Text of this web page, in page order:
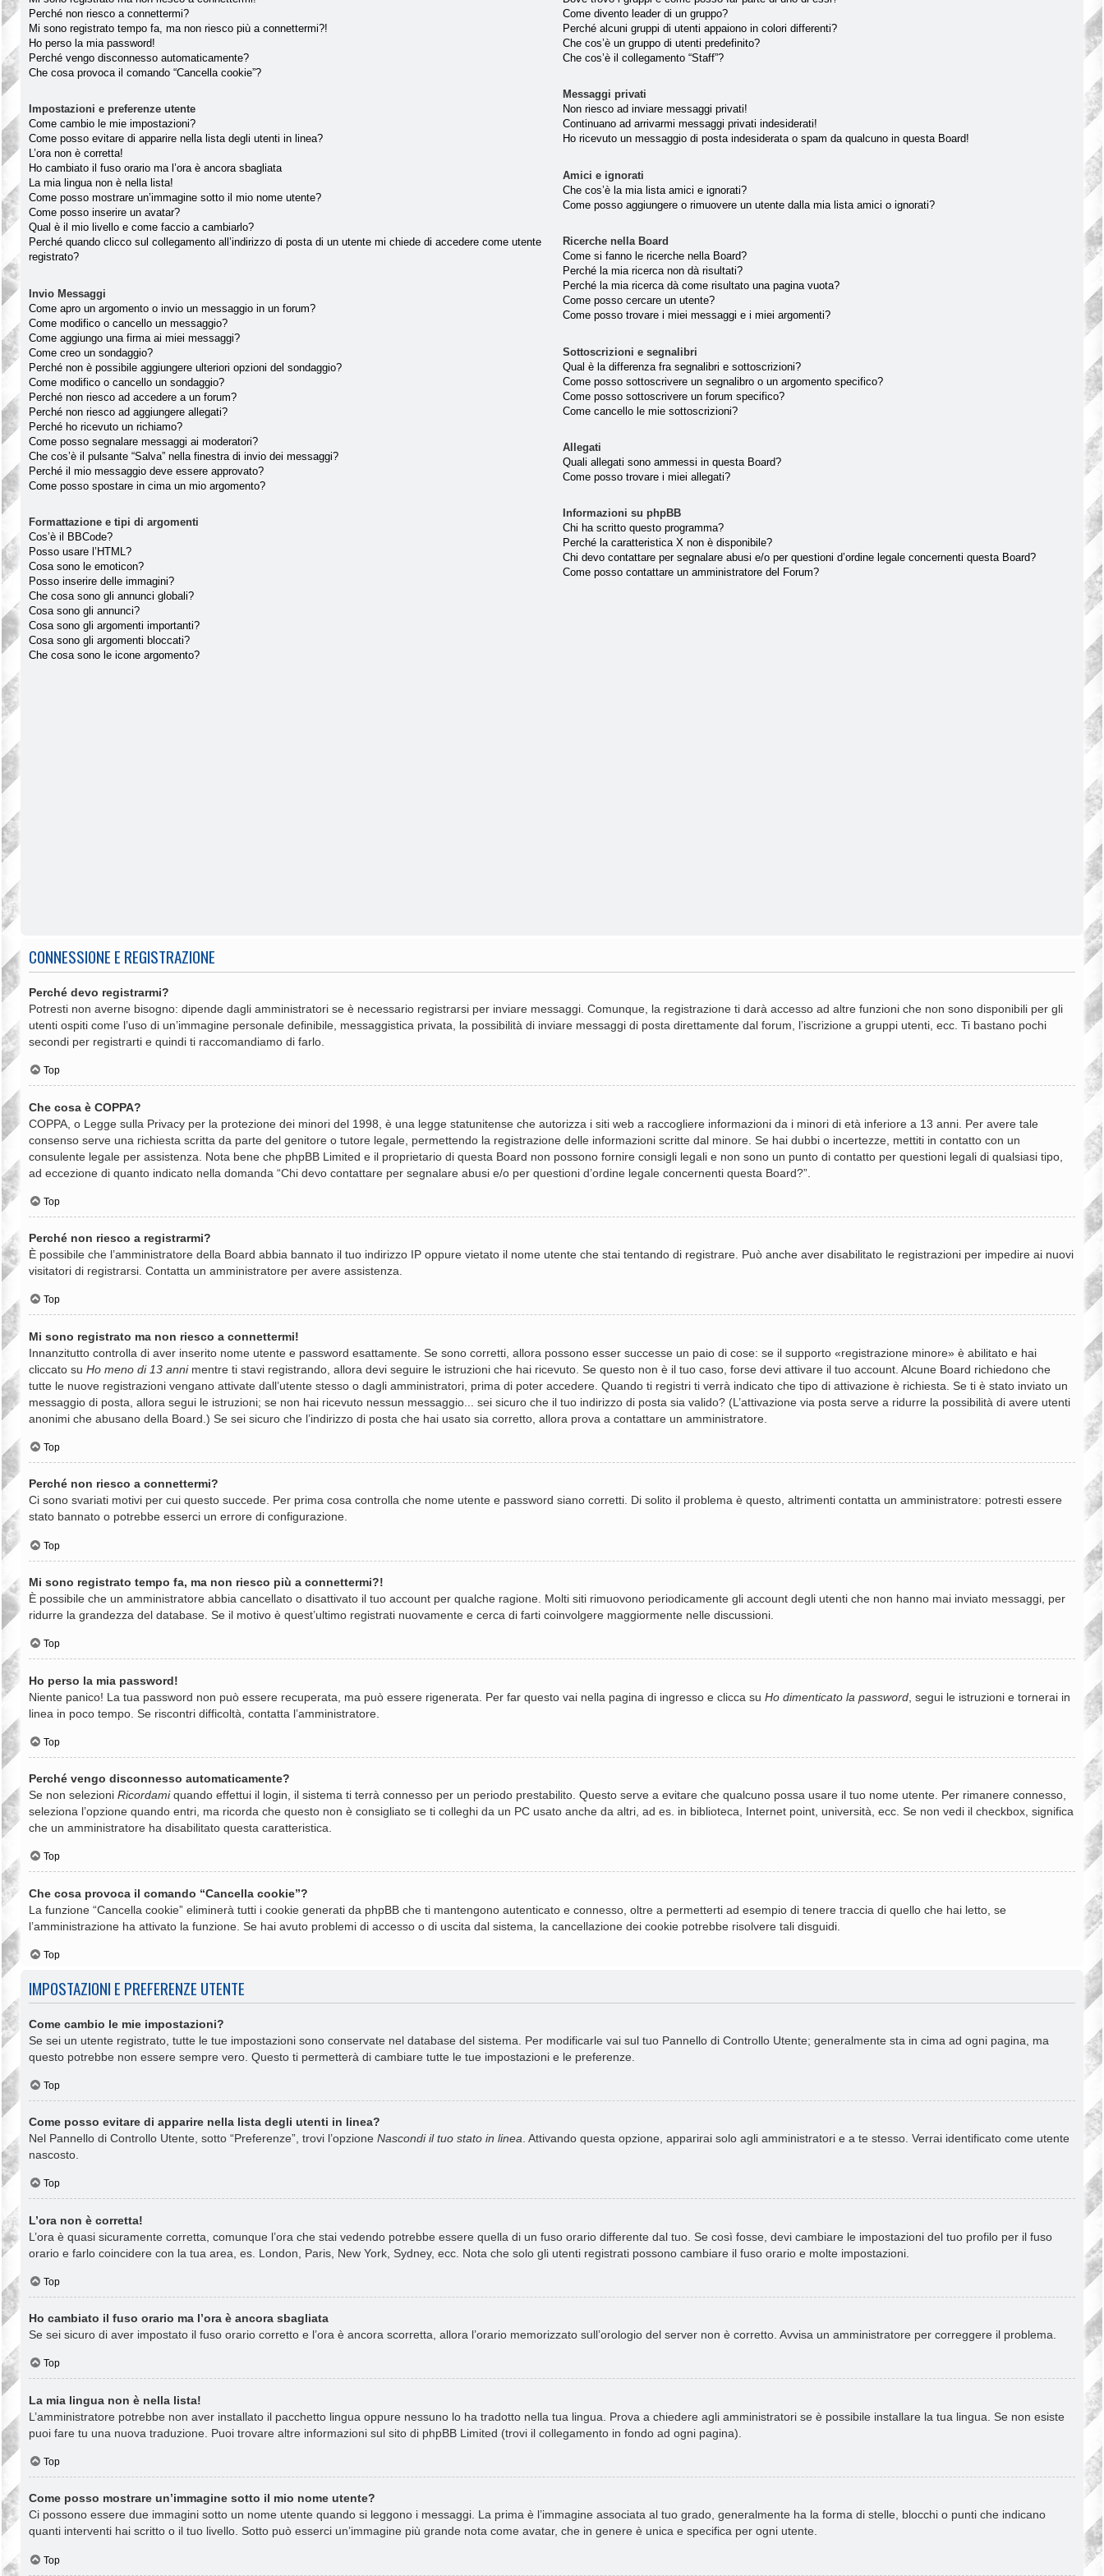
Perché non riesco a connettermi?
Mi sono registrato tempo fa, ma non riesco più a connettermi?!
Ho perso la mia password!
Perché vengo disconnesso automaticamente?
Che cosa provoca il comando “Cancella cookie”?
Impostazioni e preferenze utente
Come cambio le mie impostazioni?
Come posso evitare di apparire nella lista degli utenti in linea?
L’ora non è corretta!
Ho cambiato il fuso orario ma l’ora è ancora sbagliata
La mia lingua non è nella lista!
Come posso mostrare un’immagine sotto il mio nome utente?
Come posso inserire un avatar?
Qual è il mio livello e come faccio a cambiarlo?
Perché quando clicco sul collegamento all’indirizzo di posta di un utente mi chiede di accedere come utente
registrato?
Invio Messaggi
Come apro un argomento o invio un messaggio in un forum?
Come modifico o cancello un messaggio?
Come aggiungo una firma ai miei messaggi?
Come creo un sondaggio?
Perché non è possibile aggiungere ulteriori opzioni del sondaggio?
Come modifico o cancello un sondaggio?
Perché non riesco ad accedere a un forum?
Perché non riesco ad aggiungere allegati?
Perché ho ricevuto un richiamo?
Come posso segnalare messaggi ai moderatori?
Che cos’è il pulsante “Salva” nella finestra di invio dei messaggi?
Perché il mio messaggio deve essere approvato?
Come posso spostare in cima un mio argomento?
Formattazione e tipi di argomenti
Cos’è il BBCode?
Posso usare l’HTML?
Cosa sono le emoticon?
Posso inserire delle immagini?
Che cosa sono gli annunci globali?
Cosa sono gli annunci?
Cosa sono gli argomenti importanti?
Cosa sono gli argomenti bloccati?
Che cosa sono le icone argomento?
Come divento leader di un gruppo?
Perché alcuni gruppi di utenti appaiono in colori differenti?
Che cos’è un gruppo di utenti predefinito?
Che cos’è il collegamento “Staff”?
Messaggi privati
Non riesco ad inviare messaggi privati!
Continuano ad arrivarmi messaggi privati indesiderati!
Ho ricevuto un messaggio di posta indesiderata o spam da qualcuno in questa Board!
Amici e ignorati
Che cos’è la mia lista amici e ignorati?
Come posso aggiungere o rimuovere un utente dalla mia lista amici o ignorati?
Ricerche nella Board
Come si fanno le ricerche nella Board?
Perché la mia ricerca non dà risultati?
Perché la mia ricerca dà come risultato una pagina vuota?
Come posso cercare un utente?
Come posso trovare i miei messaggi e i miei argomenti?
Sottoscrizioni e segnalibri
Qual è la differenza fra segnalibri e sottoscrizioni?
Come posso sottoscrivere un segnalibro o un argomento specifico?
Come posso sottoscrivere un forum specifico?
Come cancello le mie sottoscrizioni?
Allegati
Quali allegati sono ammessi in questa Board?
Come posso trovare i miei allegati?
Informazioni su phpBB
Chi ha scritto questo programma?
Perché la caratteristica X non è disponibile?
Chi devo contattare per segnalare abusi e/o per questioni d’ordine legale concernenti questa Board?
Come posso contattare un amministratore del Forum?
CONNESSIONE E REGISTRAZIONE
Perché devo registrarmi?
Potresti non averne bisogno: dipende dagli amministratori se è necessario registrarsi per inviare messaggi. Comunque, la registrazione ti darà accesso ad altre funzioni che non sono disponibili per gli
utenti ospiti come l’uso di un’immagine personale definibile, messaggistica privata, la possibilità di inviare messaggi di posta direttamente dal forum, l’iscrizione a gruppi utenti, ecc. Ti bastano pochi
secondi per registrarti e quindi ti raccomandiamo di farlo.
Top
Che cosa è COPPA?
COPPA, o Legge sulla Privacy per la protezione dei minori del 1998, è una legge statunitense che autorizza i siti web a raccogliere informazioni da i minori di età inferiore a 13 anni. Per avere tale
consenso serve una richiesta scritta da parte del genitore o tutore legale, permettendo la registrazione delle informazioni scritte dal minore. Se hai dubbi o incertezze, mettiti in contatto con un
consulente legale per assistenza. Nota bene che phpBB Limited e il proprietario di questa Board non possono fornire consigli legali e non sono un punto di contatto per questioni legali di qualsiasi tipo,
ad eccezione di quanto indicato nella domanda “Chi devo contattare per segnalare abusi e/o per questioni d’ordine legale concernenti questa Board?”.
Top
Perché non riesco a registrarmi?
È possibile che l’amministratore della Board abbia bannato il tuo indirizzo IP oppure vietato il nome utente che stai tentando di registrare. Può anche aver disabilitato le registrazioni per impedire ai nuovi
visitatori di registrarsi. Contatta un amministratore per avere assistenza.
Top
Mi sono registrato ma non riesco a connettermi!
Innanzitutto controlla di aver inserito nome utente e password esattamente. Se sono corretti, allora possono esser successe un paio di cose: se il supporto «registrazione minore» è abilitato e hai
cliccato su Ho meno di 13 annimentre ti stavi registrando, allora devi seguire le istruzioni che hai ricevuto. Se questo non è il tuo caso, forse devi attivare il tuo account. Alcune Board richiedono che
tutte le nuove registrazioni vengano attivate dall’utente stesso o dagli amministratori, prima di poter accedere. Quando ti registri ti verrà indicato che tipo di attivazione è richiesta. Se ti è stato inviato un
messaggio di posta, allora segui le istruzioni; se non hai ricevuto nessun messaggio... sei sicuro che il tuo indirizzo di posta sia valido? (L’attivazione via posta serve a ridurre la possibilità di avere utenti
anonimi che abusano della Board.) Se sei sicuro che l’indirizzo di posta che hai usato sia corretto, allora prova a contattare un amministratore.
Top
Perché non riesco a connettermi?
Ci sono svariati motivi per cui questo succede. Per prima cosa controlla che nome utente e password siano corretti. Di solito il problema è questo, altrimenti contatta un amministratore: potresti essere
stato bannato o potrebbe esserci un errore di configurazione.
Top
Mi sono registrato tempo fa, ma non riesco più a connettermi?!
È possibile che un amministratore abbia cancellato o disattivato il tuo account per qualche ragione. Molti siti rimuovono periodicamente gli account degli utenti che non hanno mai inviato messaggi, per
ridurre la grandezza del database. Se il motivo è quest’ultimo registrati nuovamente e cerca di farti coinvolgere maggiormente nelle discussioni.
Top
Ho perso la mia password!
Niente panico! La tua password non può essere recuperata, ma può essere rigenerata. Per far questo vai nella pagina di ingresso e clicca su Ho dimenticato la password , segui le istruzioni e tornerai in
linea in poco tempo. Se riscontri difficoltà, contatta l’amministratore.
Top
Perché vengo disconnesso automaticamente?
Se non selezioni Ricordamiquando effettui il login, il sistema ti terrà connesso per un periodo prestabilito. Questo serve a evitare che qualcuno possa usare il tuo nome utente. Per rimanere connesso,
seleziona l’opzione quando entri, ma ricorda che questo non è consigliato se ti colleghi da un PC usato anche da altri, ad es. in biblioteca, Internet point, università, ecc. Se non vedi il checkbox, significa
che un amministratore ha disabilitato questa caratteristica.
Top
Che cosa provoca il comando “Cancella cookie”?
La funzione “Cancella cookie” eliminerà tutti i cookie generati da phpBB che ti mantengono autenticato e connesso, oltre a permetterti ad esempio di tenere traccia di quello che hai letto, se
l’amministrazione ha attivato la funzione. Se hai avuto problemi di accesso o di uscita dal sistema, la cancellazione dei cookie potrebbe risolvere tali disguidi.
Top
IMPOSTAZIONI E PREFERENZE UTENTE
Come cambio le mie impostazioni?
Se sei un utente registrato, tutte le tue impostazioni sono conservate nel database del sistema. Per modificarle vai sul tuo Pannello di Controllo Utente; generalmente sta in cima ad ogni pagina, ma
questo potrebbe non essere sempre vero. Questo ti permetterà di cambiare tutte le tue impostazioni e le preferenze.
Top
Come posso evitare di apparire nella lista degli utenti in linea?
Nel Pannello di Controllo Utente, sotto “Preferenze”, trovi l’opzione Nascondi il tuo stato in linea . Attivando questa opzione, apparirai solo agli amministratori e a te stesso. Verrai identificato come utente
nascosto.
Top
L’ora non è corretta!
L’ora è quasi sicuramente corretta, comunque l’ora che stai vedendo potrebbe essere quella di un fuso orario differente dal tuo. Se così fosse, devi cambiare le impostazioni del tuo profilo per il fuso
orario e farlo coincidere con la tua area, es. London, Paris, New York, Sydney, ecc. Nota che solo gli utenti registrati possono cambiare il fuso orario e molte impostazioni.
Top
Ho cambiato il fuso orario ma l’ora è ancora sbagliata
Se sei sicuro di aver impostato il fuso orario corretto e l’ora è ancora scorretta, allora l’orario memorizzato sull’orologio del server non è corretto. Avvisa un amministratore per correggere il problema.
Top
La mia lingua non è nella lista!
L’amministratore potrebbe non aver installato il pacchetto lingua oppure nessuno lo ha tradotto nella tua lingua. Prova a chiedere agli amministratori se è possibile installare la tua lingua. Se non esiste
puoi fare tu una nuova traduzione. Puoi trovare altre informazioni sul sito di phpBB Limited (trovi il collegamento in fondo ad ogni pagina).
Top
Come posso mostrare un’immagine sotto il mio nome utente?
Ci possono essere due immagini sotto un nome utente quando si leggono i messaggi. La prima è l’immagine associata al tuo grado, generalmente ha la forma di stelle, blocchi o punti che indicano
quanti interventi hai scritto o il tuo livello. Sotto può esserci un’immagine più grande nota come avatar, che in genere è unica e specifica per ogni utente.
Top